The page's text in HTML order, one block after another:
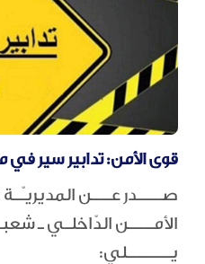
قوى الأمن: تدابير سير
صــــدر عـــن
الأمــــن الدّاخلـي ـ
يـــــــلي: